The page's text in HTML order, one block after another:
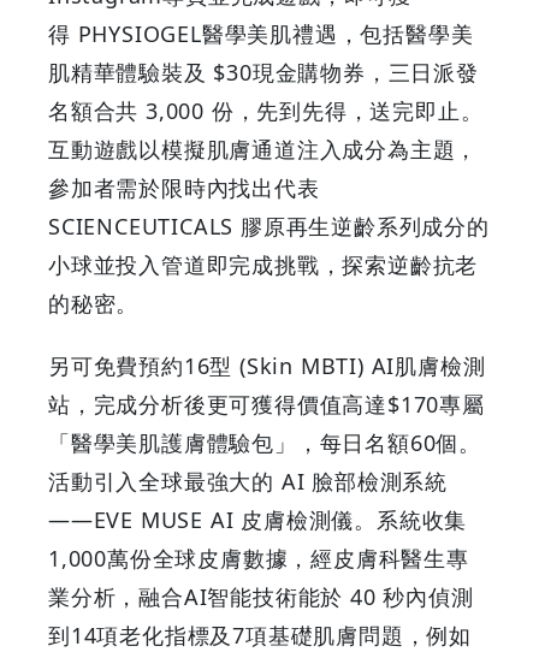
GOODEAL
Grab
Your
Coupons
Discounts
得 PHYSIOGEL醫學美肌禮遇，包括醫學美
肌精華體驗裝及 $30現金購物券，三日派發
名額合共 3,000 份，先到先得，送完即止。
互動遊戲以模擬肌膚通道注入成分為主題，
參加者需於限時內找出代表
SCIENCEUTICALS 膠原再生逆齡系列成分的
小球並投入管道即完成挑戰，探索逆齡抗老
的秘密。
另可免費預約16型 (Skin MBTI) AI肌膚檢測
站，完成分析後更可獲得價值高達$170專屬
「醫學美肌護膚體驗包」，每日名額60個。
活動引入全球最強大的 AI 臉部檢測系統
——EVE MUSE AI 皮膚檢測儀。系統收集
1,000萬份全球皮膚數據，經皮膚科醫生專
業分析，融合AI智能技術能於 40 秒內偵測
到14項老化指標及7項基礎肌膚問題，例如